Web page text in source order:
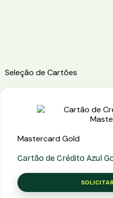
Seleção de Cartões
Mastercard Gold
Cartão de Crédito Azul